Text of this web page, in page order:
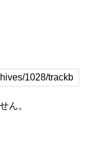
ん。